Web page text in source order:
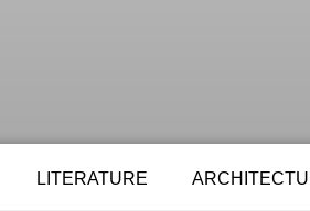
LITERATURE